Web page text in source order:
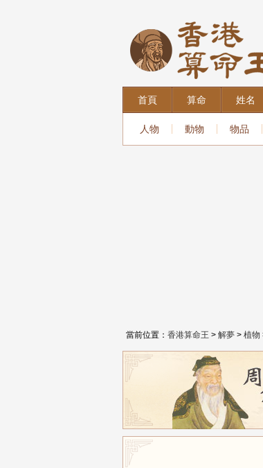
首頁 算命 姓名
人物 動物 物品
當前位置： 香港算命王 > 解夢 > 植物